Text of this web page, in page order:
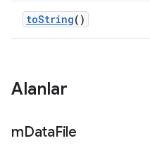
toString()
Alanlar
mDataFile